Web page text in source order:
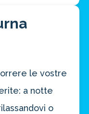
le vostre
a notte
o